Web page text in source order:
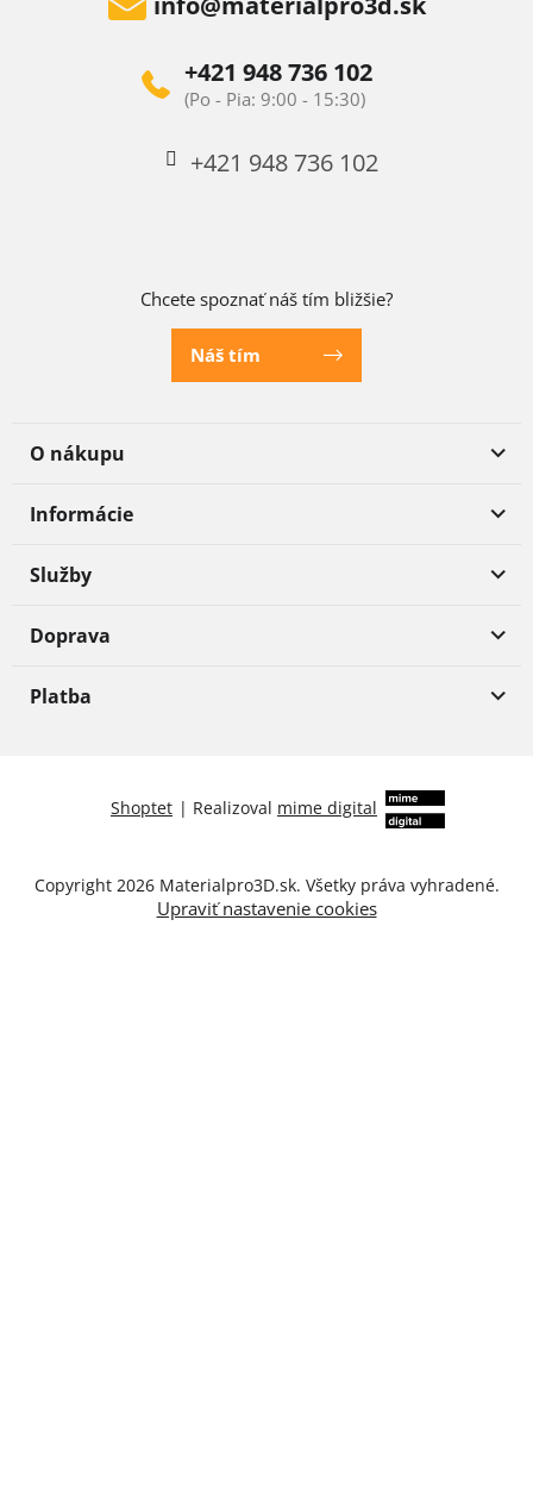
+421 948 736 102
+421 948 736 102
Chcete spoznať náš tím bližšie?
Náš tím
O nákupu
Informácie
Služby
Doprava
Platba
Shoptet | Realizoval mime digital
Copyright 2026 Materialpro3D.sk. Všetky práva vyhradené.
Upraviť nastavenie cookies